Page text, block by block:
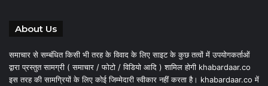
About Us
समाचार से सम्बंधित किसी भी तरह के विवाद के लिए साइट के कुछ तत्वों में उपयोगकर्ताओं
द्वारा प्रस्तुत सामग्री ( समाचार / फोटो / विडियो आदि ) शामिल होगी khabardaar.co
इस तरह की सामग्रियों के लिए कोई जिम्मेदारी स्वीकार नहीं करता है। khabardaar.co में